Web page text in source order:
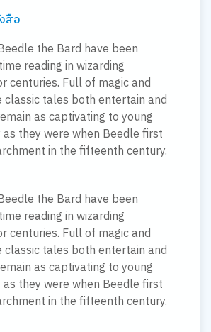
สือ
the Bard have been
reading in wizarding
centuries. Full of magic and
classic tales both entertain and
as captivating to young
they were when Beedle first
in the fifteenth century.
the Bard have been
reading in wizarding
centuries. Full of magic and
classic tales both entertain and
as captivating to young
they were when Beedle first
in the fifteenth century.